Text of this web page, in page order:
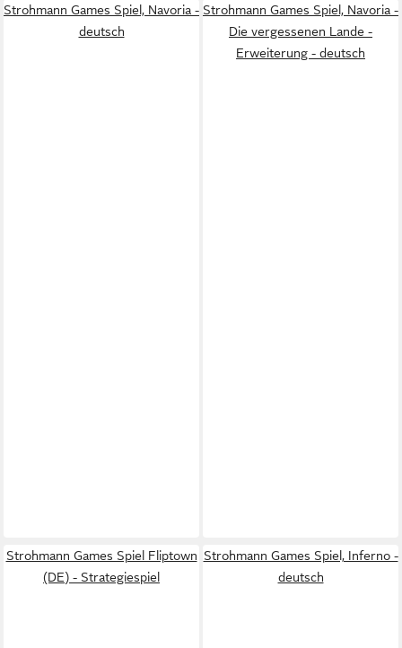
Strohmann Games Spiel, Navoria -
deutsch
Strohmann Games Spiel, Navoria -
Die vergessenen Lande -
Erweiterung - deutsch
Strohmann Games Spiel Fliptown
(DE) - Strategiespiel
Strohmann Games Spiel, Inferno -
deutsch